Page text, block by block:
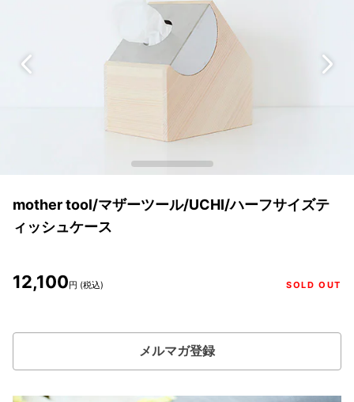
mother tool/マザーツール/UCHI/ハーフサイズテ
ィッシュケース
12,100円 (税込) SOLD OUT
メルマガ登録